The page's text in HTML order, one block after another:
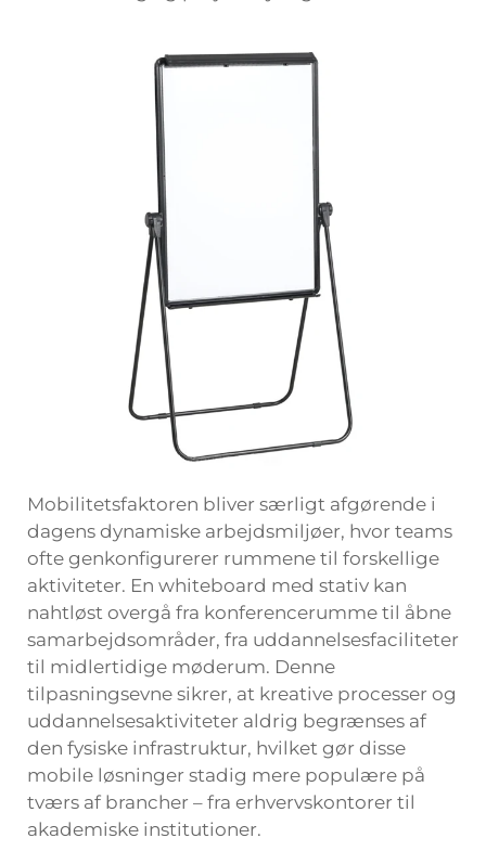
Mobilitetsfaktoren bliver særligt afgørende i
dagens dynamiske arbejdsmiljøer, hvor teams
ofte genkonfigurerer rummene til forskellige
aktiviteter. En whiteboard med stativ kan
nahtløst overgå fra konferencerumme til åbne
samarbejdsområder, fra uddannelsesfaciliteter
til midlertidige møderum. Denne
tilpasningsevne sikrer, at kreative processer og
uddannelsesaktiviteter aldrig begrænses af
den fysiske infrastruktur, hvilket gør disse
mobile løsninger stadig mere populære på
tværs af brancher – fra erhvervskontorer til
akademiske institutioner.